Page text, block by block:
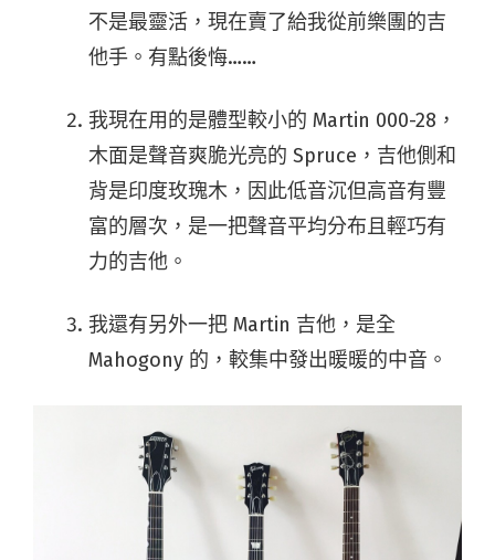
不是最靈活，現在賣了給我從前樂團的吉
他手。有點後悔……
我現在用的是體型較小的 Martin 000-28，
木面是聲音爽脆光亮的 Spruce，吉他側和
背是印度玫瑰木，因此低音沉但高音有豐
富的層次，是一把聲音平均分布且輕巧有
力的吉他。
我還有另外一把 Martin 吉他，是全
Mahogony 的，較集中發出暖暖的中音。